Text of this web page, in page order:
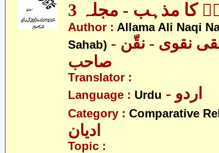
کا مذہب - مجلہ 3
Author : Allama Ali Naqi
Sahab) - علامہ علی نقی نقوی - نقّن
صاحب
Translator :
Language : Urdu - اردو
Category : Comparative
ادیان
Topic :